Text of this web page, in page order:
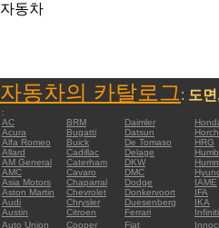
자동차
자동차의 카탈로그: 도
:
AC
BRM Daimler
Acura
Bugatti Datsun Horch
Alfa Romeo
Buick De Tomaso HRG
Allard
Cadillac Delage
AM General
Caterham DKW
AMC
Cavaro DMC
Asia Motors
Chaparral Dodge IAME
Aston Martin
Chevrolet Donkervoort IFA
Audi
Chrysler Duesenberg IKA
Austin
Citroen Ferrari Infiniti
Auto Union
Cooper Fiat